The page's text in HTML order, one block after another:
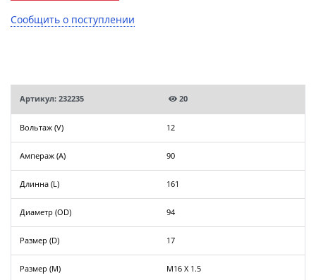
Сообщить о поступлении
Артикул: 232235 20
Вольтаж (V) 12
Ампераж (A) 90
Длинна (L) 161
Диаметр (OD) 94
Размер (D) 17
Размер (M) M16 X 1.5